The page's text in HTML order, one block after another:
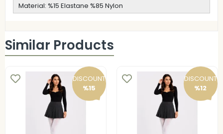
Material: %15 Elastane %85 Nylon
Similar Products
DISCOUNT
%15
DISCOUNT
%12